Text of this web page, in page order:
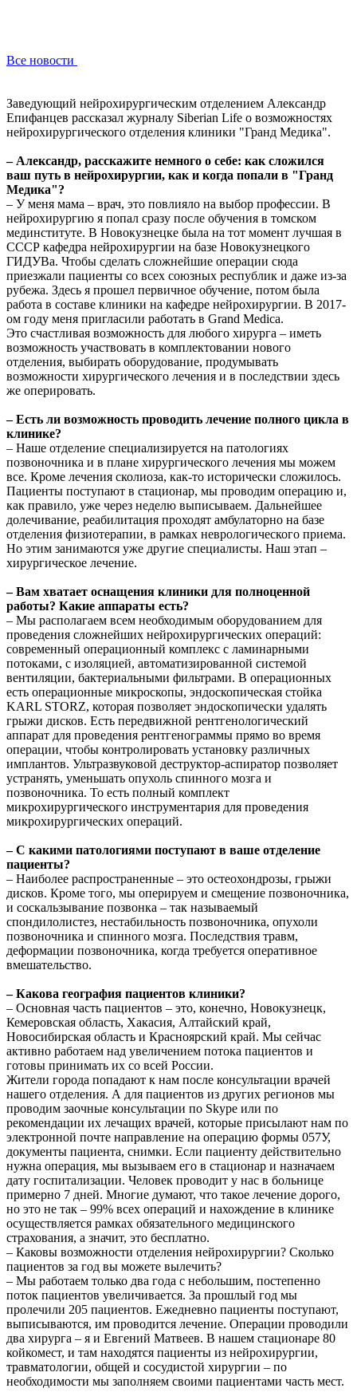
Все новости
Заведующий нейрохирургическим отделением Александр
Епифанцев рассказал журналу Siberian Life о возможностях
нейрохирургического отделения клиники "Гранд Медика".
– Александр, расскажите немного о себе: как сложился
ваш путь в нейрохирургии, как и когда попали в "Гранд
Медика"?
– У меня мама – врач, это повлияло на выбор профессии. В
нейрохирургию я попал сразу после обучения в томском
мединституте. В Новокузнецке была на тот момент лучшая в
СССР кафедра нейрохирургии на базе Новокузнецкого
ГИДУВа. Чтобы сделать сложнейшие операции сюда
приезжали пациенты со всех союзных республик и даже из-за
рубежа. Здесь я прошел первичное обучение, потом была
работа в составе клиники на кафедре нейрохирургии. В 2017-
ом году меня пригласили работать в Grand Medica.
Это счастливая возможность для любого хирурга – иметь
возможность участвовать в комплектовании нового
отделения, выбирать оборудование, продумывать
возможности хирургического лечения и в последствии здесь
же оперировать.
– Есть ли возможность проводить лечение полного цикла в
клинике?
– Наше отделение специализируется на патологиях
позвоночника и в плане хирургического лечения мы можем
все. Кроме лечения сколиоза, как-то исторически сложилось.
Пациенты поступают в стационар, мы проводим операцию и,
как правило, уже через неделю выписываем. Дальнейшее
долечивание, реабилитация проходят амбулаторно на базе
отделения физиотерапии, в рамках неврологического приема.
Но этим занимаются уже другие специалисты. Наш этап –
хирургическое лечение.
– Вам хватает оснащения клиники для полноценной
работы? Какие аппараты есть?
– Мы располагаем всем необходимым оборудованием для
проведения сложнейших нейрохирургических операций:
современный операционный комплекс с ламинарными
потоками, с изоляцией, автоматизированной системой
вентиляции, бактериальными фильтрами. В операционных
есть операционные микроскопы, эндоскопическая стойка
KARL STORZ, которая позволяет эндоскопически удалять
грыжи дисков. Есть передвижной рентгенологический
аппарат для проведения рентгенограммы прямо во время
операции, чтобы контролировать установку различных
имплантов. Ультразвуковой деструктор-аспиратор позволяет
устранять, уменьшать опухоль спинного мозга и
позвоночника. То есть полный комплект
микрохирургического инструментария для проведения
микрохирургических операций.
– С какими патологиями поступают в ваше отделение
пациенты?
– Наиболее распространенные – это остеохондрозы, грыжи
дисков. Кроме того, мы оперируем и смещение позвоночника,
и соскальзывание позвонка – так называемый
спондилолистез, нестабильность позвоночника, опухоли
позвоночника и спинного мозга. Последствия травм,
деформации позвоночника, когда требуется оперативное
вмешательство.
– Какова география пациентов клиники?
– Основная часть пациентов – это, конечно, Новокузнецк,
Кемеровская область, Хакасия, Алтайский край,
Новосибирская область и Красноярский край. Мы сейчас
активно работаем над увеличением потока пациентов и
готовы принимать их со всей России.
Жители города попадают к нам после консультации врачей
нашего отделения. А для пациентов из других регионов мы
проводим заочные консультации по Skype или по
рекомендации их лечащих врачей, которые присылают нам по
электронной почте направление на операцию формы 057У,
документы пациента, снимки. Если пациенту действительно
нужна операция, мы вызываем его в стационар и назначаем
дату госпитализации. Человек проводит у нас в больнице
примерно 7 дней. Многие думают, что такое лечение дорого,
но это не так – 99% всех операций и нахождение в клинике
осуществляется рамках обязательного медицинского
страхования, а значит, это бесплатно.
– Каковы возможности отделения нейрохирургии? Сколько
пациентов за год вы можете вылечить?
– Мы работаем только два года с небольшим, постепенно
поток пациентов увеличивается. За прошлый год мы
пролечили 205 пациентов. Ежедневно пациенты поступают,
выписываются, им проводится лечение. Операции проводили
два хирурга – я и Евгений Матвеев. В нашем стационаре 80
койкомест, и там находятся пациенты из нейрохирургии,
травматологии, общей и сосудистой хирургии – по
необходимости мы заполняем своими пациентами часть мест.